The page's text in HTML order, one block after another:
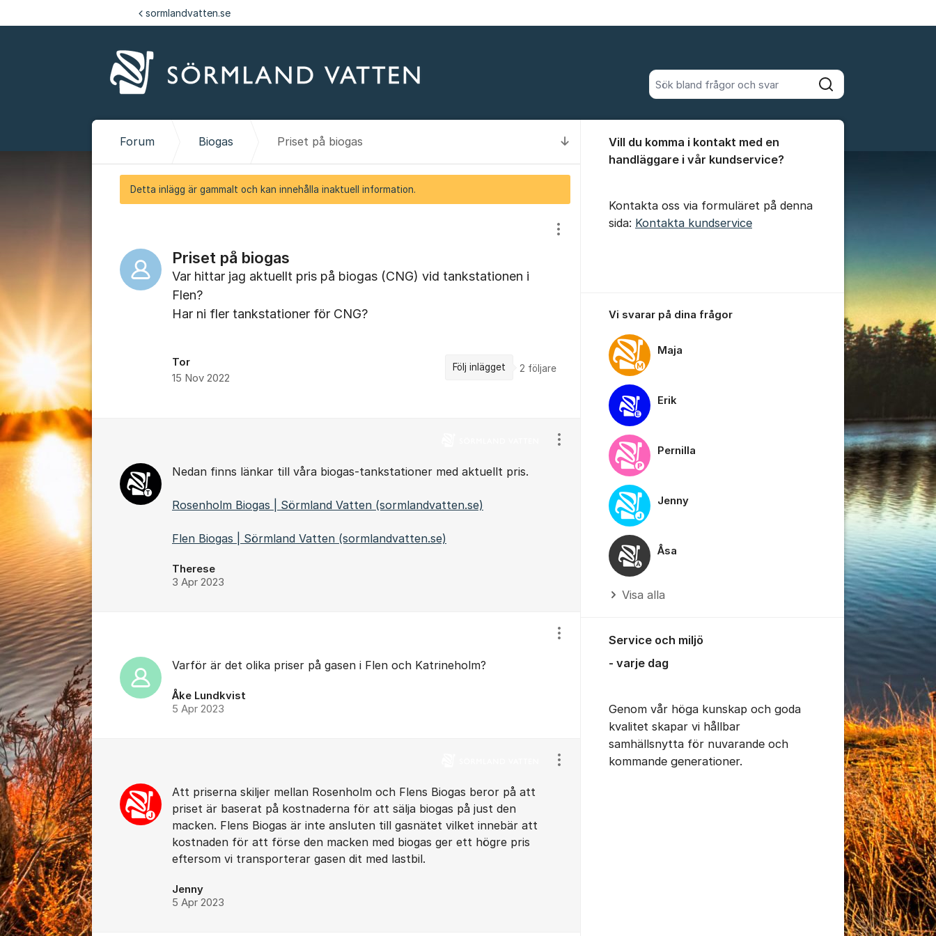
Sök bland alla inlägg
Sök
sormlandvatten.se
Till senaste kommentaren
Forum Biogas Priset på biogas
Detta inlägg är gammalt och kan innehålla inaktuell information.
Priset på biogas
Visa/dölj inställningar för inlägg/kommentar
Var hittar jag aktuellt pris på biogas (CNG) vid tankstationen i
Flen?
Har ni fler tankstationer för CNG?
Tor
15 Nov 2022
Följ inlägget 2 följare
Nedan finns länkar till våra biogas-tankstationer med aktuellt pris.
Rosenholm Biogas | Sörmland Vatten (sormlandvatten.se)
Flen Biogas | Sörmland Vatten (sormlandvatten.se)
Therese
3 Apr 2023
Visa/dölj inställningar för inlägg/kommentar
Varför är det olika priser på gasen i Flen och Katrineholm?
Åke Lundkvist
5 Apr 2023
Visa/dölj inställningar för inlägg/kommentar
Att priserna skiljer mellan Rosenholm och Flens Biogas beror på att
priset är baserat på kostnaderna för att sälja biogas på just den
macken. Flens Biogas är inte ansluten till gasnätet vilket innebär att
kostnaden för att förse den macken med biogas ger ett högre pris
eftersom vi transporterar gasen dit med lastbil.
Jenny
5 Apr 2023
Visa/dölj inställningar för inlägg/kommentar
Vill du komma i kontakt med en
handläggare i vår kundservice?
Kontakta oss via formuläret på denna
sida: Kontakta kundservice
Vi svarar på dina frågor
Maja
Erik
Pernilla
Jenny
Åsa
Visa alla
Service och miljö
- varje dag
Genom vår höga kunskap och goda
kvalitet skapar vi hållbar
samhällsnytta för nuvarande och
kommande generationer.